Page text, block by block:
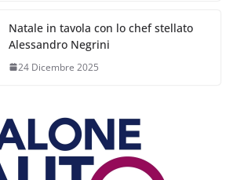
Natale in tavola con lo chef stellato
Alessandro Negrini
24 Dicembre 2025